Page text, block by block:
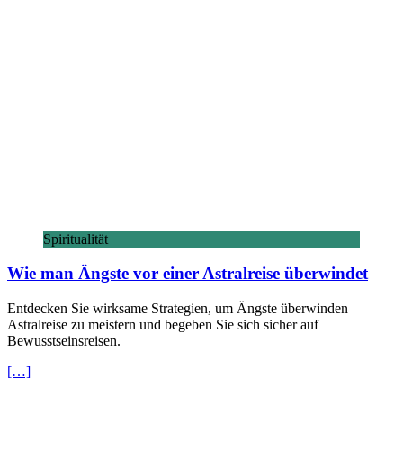
Spiritualität
Wie man Ängste vor einer Astralreise überwindet
Entdecken Sie wirksame Strategien, um Ängste überwinden
Astralreise zu meistern und begeben Sie sich sicher auf
Bewusstseinsreisen.
[…]